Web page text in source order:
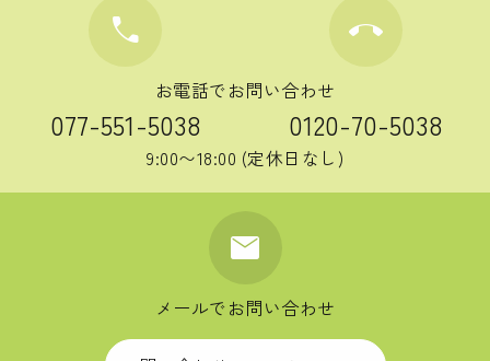
call call_end
お電話でお問い合わせ
077-551-5038 0120-70-5038
9:00〜18:00 (定休日なし)
mail
メールでお問い合わせ